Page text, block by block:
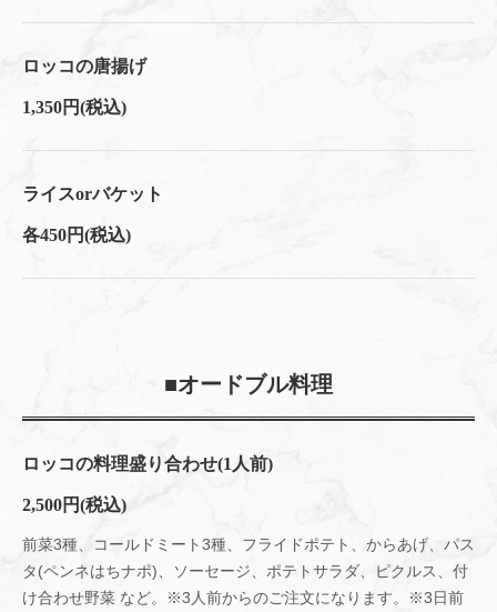
ロッコの唐揚げ
1,350円(税込)
ライスorバケット
各450円(税込)
■オードブル料理
ロッコの料理盛り合わせ(1人前)
2,500円(税込)
前菜3種、コールドミート3種、フライドポテト、からあげ、パス
タ(ペンネはちナポ)、ソーセージ、ポテトサラダ、ピクルス、付
け合わせ野菜 など。※3人前からのご注文になります。※3日前